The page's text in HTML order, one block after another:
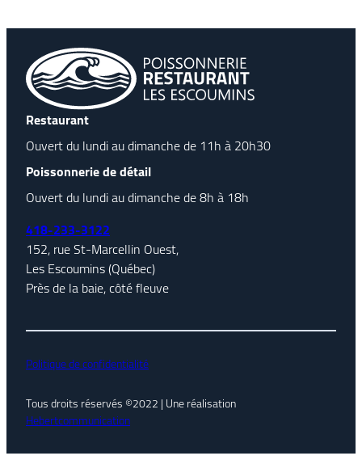
Restaurant
Ouvert du lundi au dimanche de 11h à 20h30
Poissonnerie de détail
Ouvert du lundi au dimanche de 8h à 18h
418-233-3122
152, rue St-Marcellin Ouest,
Les Escoumins (Québec)
Près de la baie, côté fleuve
Politique de confidentialité
Tous droits réservés ©2022 | Une réalisation
Hebertcommunication